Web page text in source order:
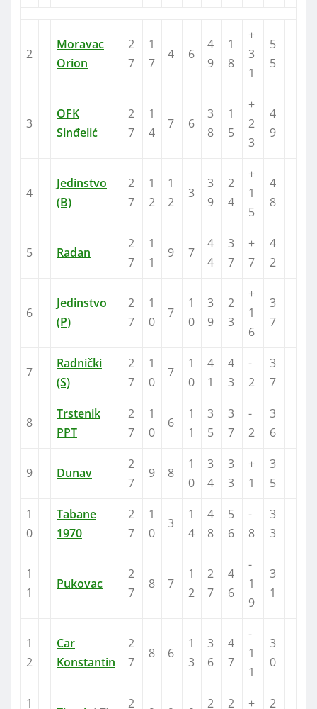
2
Moravac
Orion
2
7
1
7
4 6
4
9
1
8
+
3
1
5
5
3
OFK
Sinđelić
2
7
1
4
7 6
3
8
1
5
+
2
3
4
9
4
Jedinstvo
(B)
2
7
1
2
1
2
3
3
9
2
4
+
1
5
4
8
5 Radan
2
7
1
1
9 7
4
4
3
7
+
7
4
2
6
Jedinstvo
(P)
2
7
1
0
7
1
0
3
9
2
3
+
1
6
3
7
7
Radnički
(S)
2
7
1
0
7
1
0
4
1
4
3
-
2
3
7
8
Trstenik
PPT
2
7
1
0
6
1
1
3
5
3
7
-
2
3
6
9 Dunav
2
7
9 8
1
0
3
4
3
3
+
1
3
5
1
0
Tabane
1970
2
7
1
0
3
1
4
4
8
5
6
-
8
3
3
1
1
Pukovac
2
7
8 7
1
2
2
7
4
6
-
1
9
3
1
1
2
Car
Konstantin
2
7
8 6
1
3
3
6
4
7
-
1
1
3
0
1 2 2 2 + 2